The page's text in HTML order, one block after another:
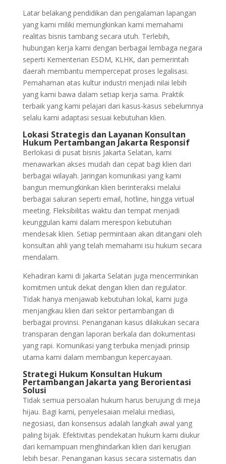
Latar belakang pendidikan dan pengalaman lapangan
yang kami miliki memungkinkan kami memahami
realitas bisnis tambang secara utuh. Terlebih,
hubungan kerja kami dengan berbagai lembaga negara
seperti Kementerian ESDM, KLHK, dan pemerintah
daerah membantu mempercepat proses legalisasi.
Pemahaman atas kultur industri menjadi nilai lebih
yang kami bawa dalam setiap kerja sama. Praktik
terbaik yang kami pelajari dari kasus-kasus sebelumnya
selalu kami adaptasi sesuai kebutuhan klien.
Lokasi Strategis dan Layanan Konsultan
Hukum Pertambangan Jakarta Responsif
Berlokasi di pusat bisnis Jakarta Selatan, kami
menawarkan akses mudah dan cepat bagi klien dari
berbagai wilayah. Jaringan komunikasi yang kami
bangun memungkinkan klien berinteraksi melalui
berbagai saluran seperti email, hotline, hingga virtual
meeting. Fleksibilitas waktu dan tempat menjadi
keunggulan kami dalam merespon kebutuhan
mendesak klien. Setiap permintaan akan ditangani oleh
konsultan ahli yang telah memahami isu hukum secara
mendalam.
Kehadiran kami di Jakarta Selatan juga mencerminkan
komitmen untuk dekat dengan klien dan regulator.
Tidak hanya menjawab kebutuhan lokal, kami juga
menjangkau klien dari sektor pertambangan di
berbagai provinsi. Penanganan kasus dilakukan secara
transparan dengan laporan berkala dan dokumentasi
yang rapi. Komunikasi yang terbuka menjadi prinsip
utama kami dalam membangun kepercayaan.
Strategi Hukum Konsultan Hukum
Pertambangan Jakarta yang Berorientasi
Solusi
Tidak semua persoalan hukum harus berujung di meja
hijau. Bagi kami, penyelesaian melalui mediasi,
negosiasi, dan konsensus adalah langkah awal yang
paling bijak. Efektivitas pendekatan hukum kami diukur
dari kemampuan menghindarkan klien dari kerugian
lebih besar. Penanganan kasus secara sistematis dan